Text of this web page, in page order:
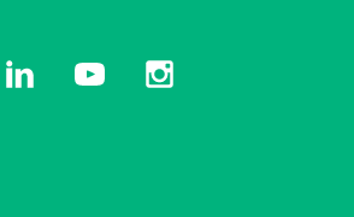
linkedin youtube